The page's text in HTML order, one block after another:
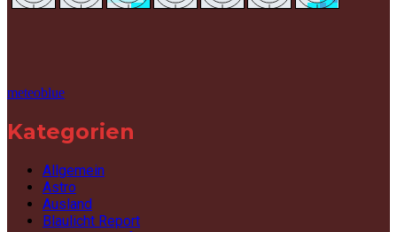
meteoblue
Kategorien
Allgemein
Astro
Ausland
Blaulicht Report